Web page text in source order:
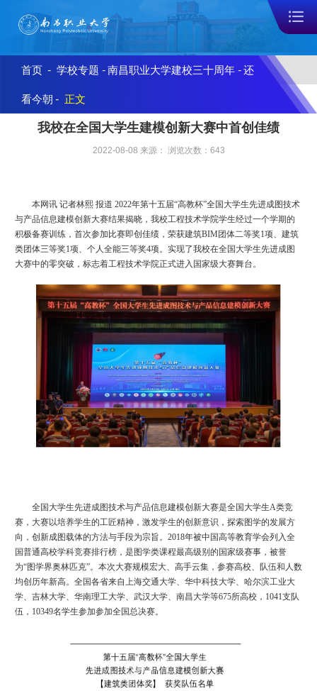
首页 - 学校专题 - 南昌职业大学建校三十周年 - 还
看今朝 - 正文
我校在全国大学生建模创新大赛中首创佳绩
2022-08-08 来源： 浏览次数： 643
本网讯 记者林熙 报道 2022年第十五届“高教杯”全国大学生先进成图技术
与产品信息建模创新大赛结果揭晓，我校工程技术学院学生经过一个学期的
积极备赛训练，首次参加比赛即创佳绩，荣获建筑BIM团体二等奖1项、建筑
类团体三等奖1项、个人全能三等奖4项。实现了我校在全国大学生先进成图
大赛中的零突破，标志着工程技术学院正式进入国家级大赛舞台。
全国大学生先进成图技术与产品信息建模创新大赛是全国大学生A类竞
赛，大赛以培养学生的工匠精神，激发学生的创新意识，探索图学的发展方
向，创新成图载体的方法与手段为宗旨。2018年被中国高等教育学会列入全
国普通高校学科竞赛排行榜，是图学类课程最高级别的国家级赛事，被誉
为“图学界奥林匹克”。本次大赛规模宏大、高手云集，参赛高校、队伍和人数
均创历年新高。全国各省来自上海交通大学、华中科技大学、哈尔滨工业大
学、吉林大学、华南理工大学、武汉大学、南昌大学等675所高校，1041支队
伍，10349名学生参加参加全国总决赛。